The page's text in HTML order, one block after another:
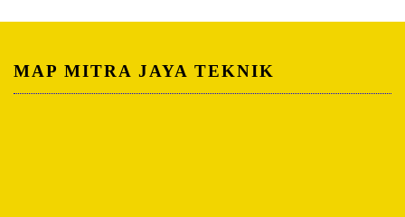
MAP MITRA JAYA TEKNIK